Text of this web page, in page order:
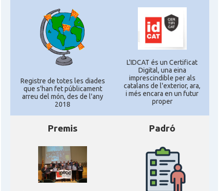
Registre de totes les diades
que s'han fet públicament
arreu del món, des de l'any
2018
L'IDCAT és un Certificat
Digital, una eina
imprescindible per als
catalans de l'exterior, ara,
i més encara en un futur
proper
Premis Padró